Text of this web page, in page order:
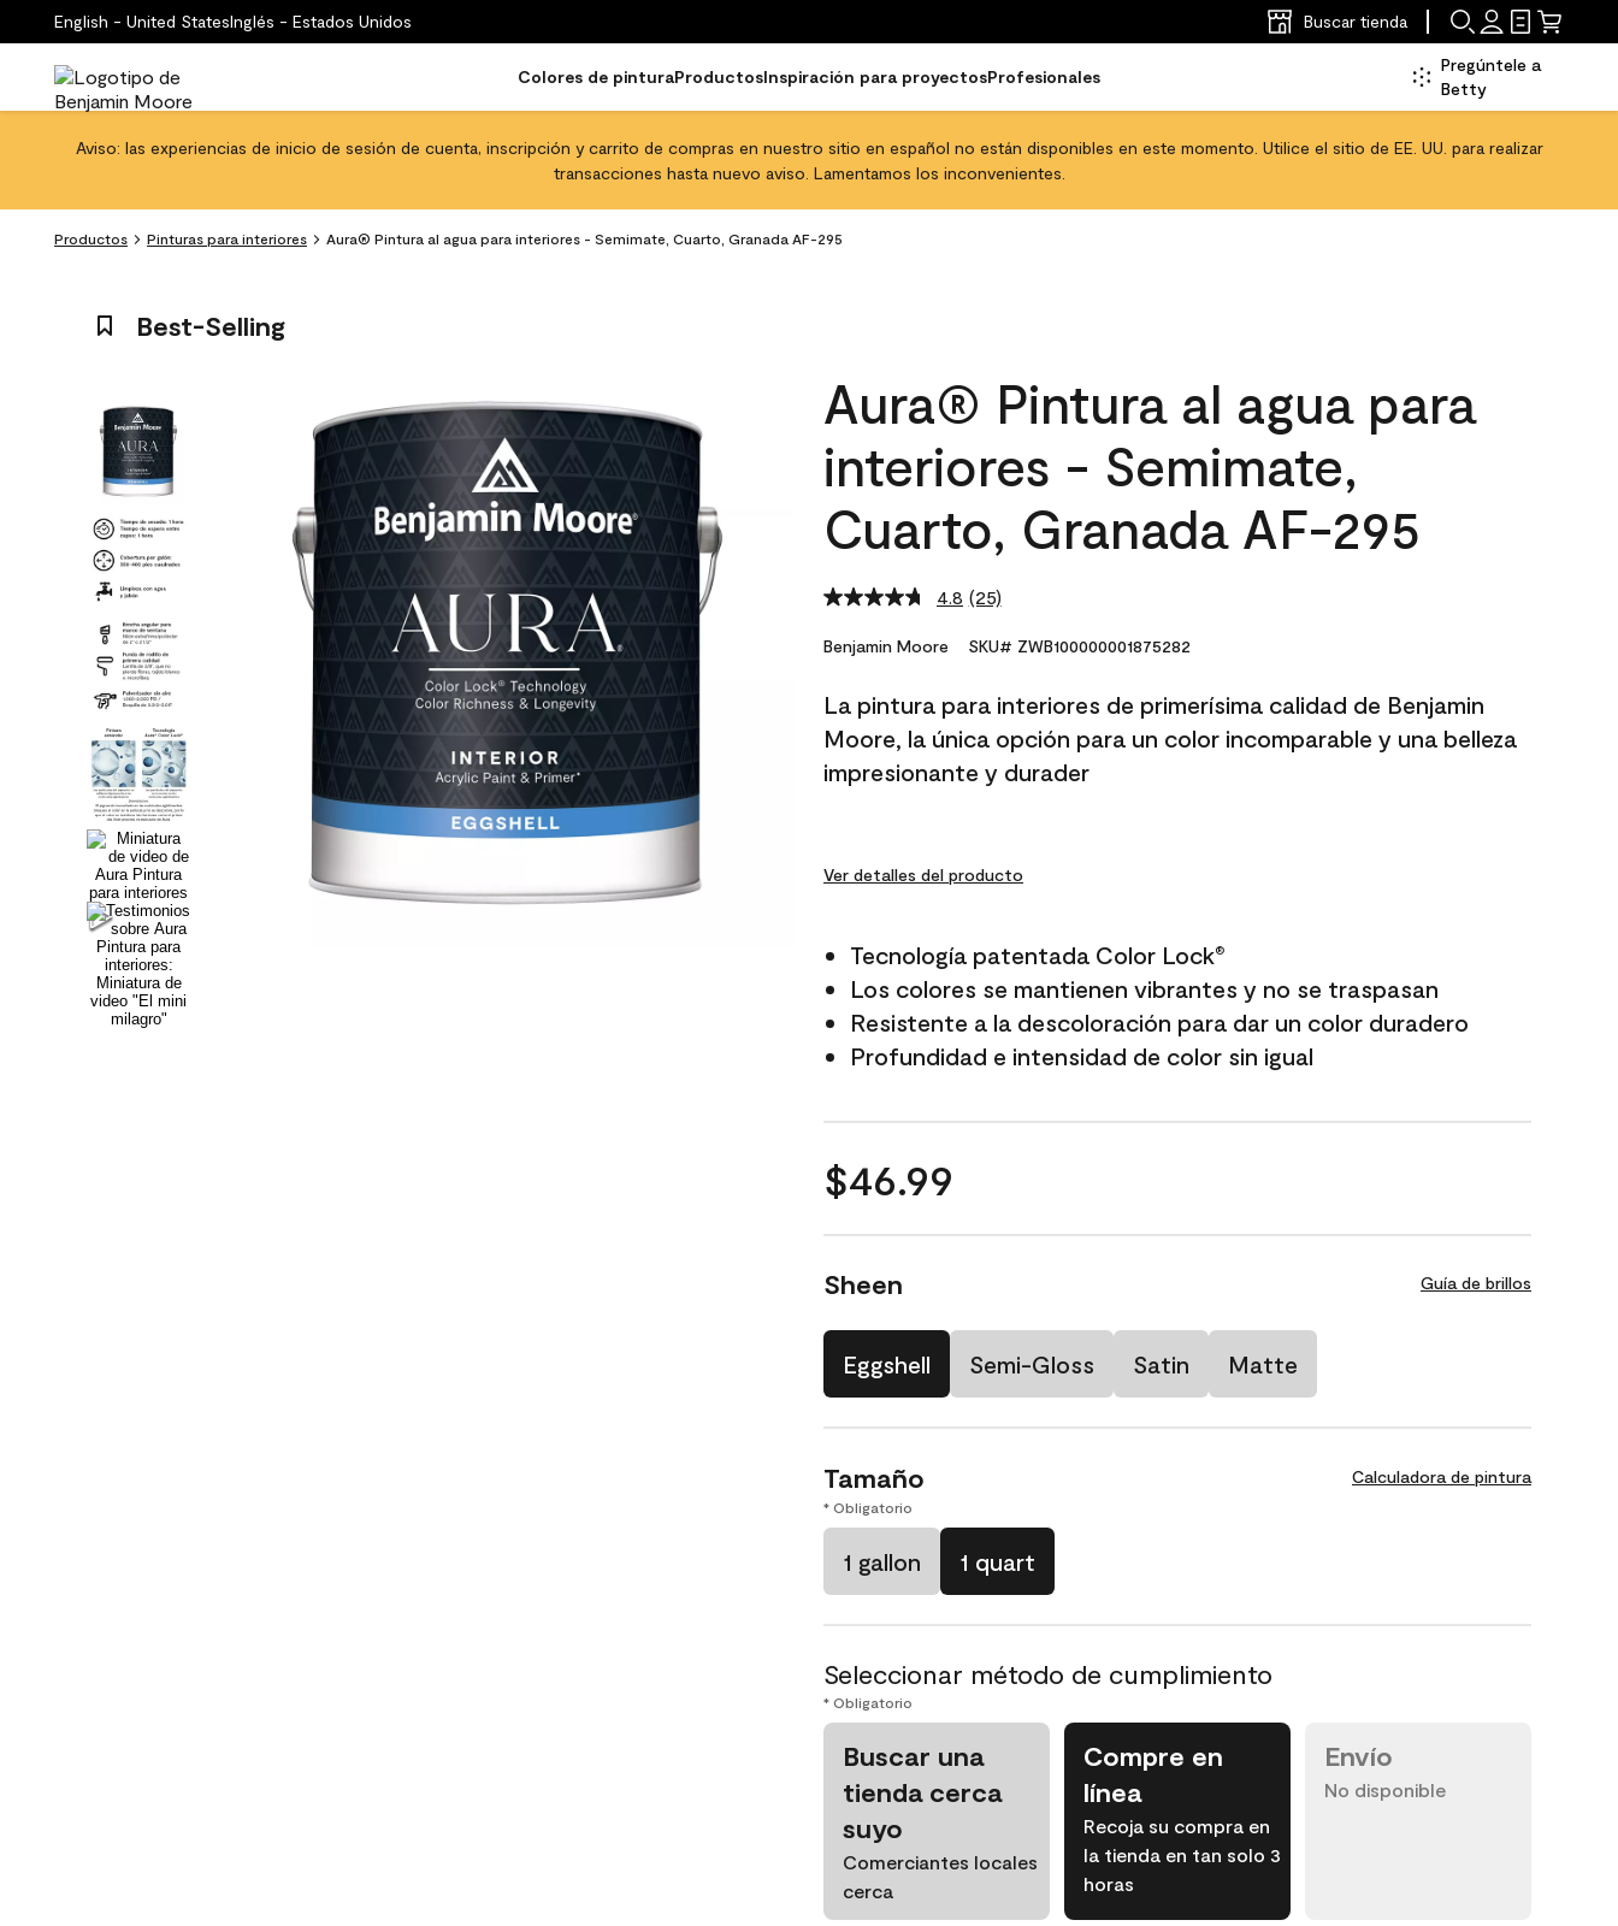
English - United StatesInglés - Estados Unidos Buscar tienda
Colores de pinturaProductosInspiración para proyectosProfesionales
Pregúntele a
Betty
Aviso: las experiencias de inicio de sesión de cuenta, inscripción y carrito de compras en nuestro sitio en español no están disponibles en este momento. Utilice el sitio de EE. UU. para realizar
transacciones hasta nuevo aviso. Lamentamos los inconvenientes.
Productos Pinturas para interiores Aura® Pintura al agua para interiores - Semimate, Cuarto, Granada AF-295
Best-Selling
Aura® Pintura al agua para
interiores - Semimate,
Cuarto, Granada AF-295
4.8 Read
Reviews.
link.
(25)
Benjamin Moore SKU# ZWB100000001875282
La pintura para interiores de primerísima calidad de Benjamin
Moore, la única opción para un color incomparable y una belleza
impresionante y durader
Ver detalles del producto
Tecnología patentada Color Lock®
Los colores se mantienen vibrantes y no se traspasan
Resistente a la descoloración para dar un color duradero
Profundidad e intensidad de color sin igual
$46.99
Sheen Guía de brillos
Eggshell Semi-Gloss Satin Matte
Tamaño Calculadora de pintura
* Obligatorio
1 gallon 1 quart
Seleccionar método de cumplimiento
* Obligatorio
Buscar una
tienda cerca
suyo
Comerciantes locales
cerca
Compre en
línea
Recoja su compra en
la tienda en tan solo 3
horas
Envío
No disponible